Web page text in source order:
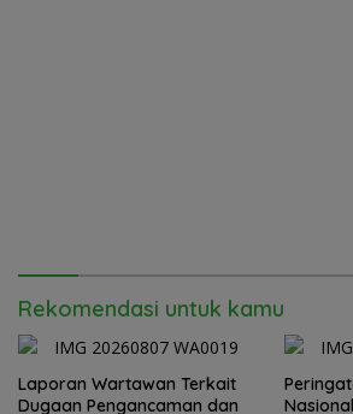
Rekomendasi untuk kamu
Laporan Wartawan Terkait
Dugaan Pengancaman dan